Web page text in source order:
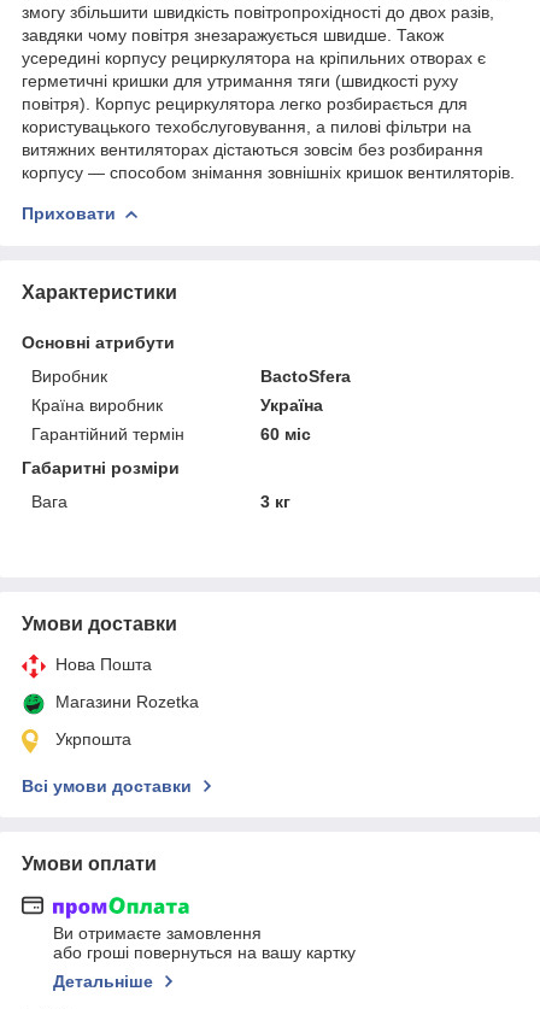
змогу збільшити швидкість повітропрохідності до двох разів,
завдяки чому повітря знезаражується швидше. Також
усередині корпусу рециркулятора на кріпильних отворах є
герметичні кришки для утримання тяги (швидкості руху
повітря). Корпус рециркулятора легко розбирається для
користувацького техобслуговування, а пилові фільтри на
витяжних вентиляторах дістаються зовсім без розбирання
корпусу — способом знімання зовнішніх кришок вентиляторів.
Приховати
Характеристики
Основні атрибути
Виробник
BactoSfera
Країна виробник
Україна
Гарантійний термін
60 міс
Габаритні розміри
Вага
3 кг
Умови доставки
Нова Пошта
Магазини Rozetka
Укрпошта
Всі умови доставки
Умови оплати
Ви отримаєте замовлення
або гроші повернуться на вашу картку
Детальніше